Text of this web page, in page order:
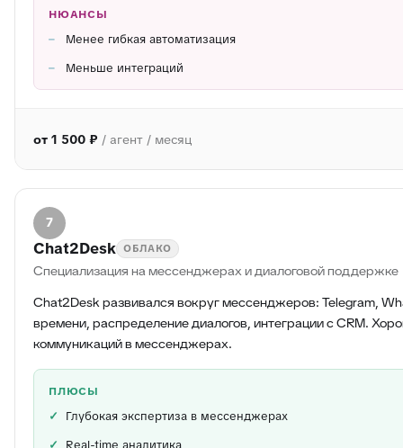
НЮАНСЫ
Менее гибкая автоматизация
Меньше интеграций
от 1 500 ₽ / агент / месяц
7
Chat2Desk ОБЛАКО
Специализация на мессенджерах и диалоговой поддержке
Chat2Desk развивался вокруг мессенджеров: Telegram,
времени, распределение диалогов, интеграции с CRM.
коммуникаций в мессенджерах.
ПЛЮСЫ
Глубокая экспертиза в мессенджерах
Real-time аналитика